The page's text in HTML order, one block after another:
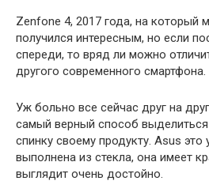
Zenfone 4, 2017 года, на который
получился интересным, но если
спереди, то вряд ли можно
другого современного смартфона.
Уж больно все сейчас друг на
самый верный способ
спинку своему продукту. Asus это
выполнена из стекла, она имеет
выглядит очень достойно.